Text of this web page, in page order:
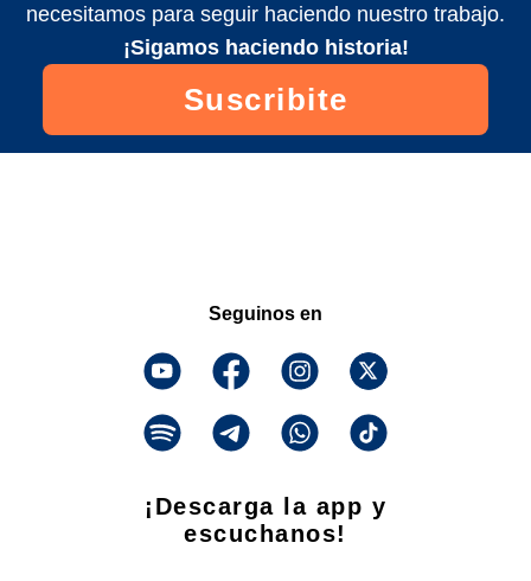
necesitamos para seguir haciendo nuestro trabajo.
¡Sigamos haciendo historia!
Suscribite
Seguinos en
¡Descarga la app y
escuchanos!